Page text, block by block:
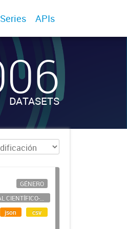
Series APIs
DATASETS
GÉNERO
PERSONAL CIENTÍFICO-TECNOLÓGICO
json
csv